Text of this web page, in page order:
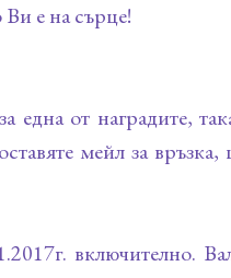
Ви е на сърце!
от наградите,
мейл за
включително.